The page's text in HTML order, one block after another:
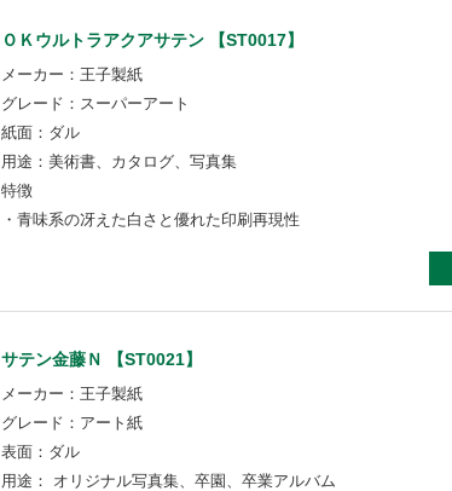
ＯＫウルトラアクアサテン 【ST0017】
メーカー：王子製紙
グレード：スーパーアート
紙面：ダル
用途：美術書、カタログ、写真集
特徴
・青味系の冴えた白さと優れた印刷再現性
サテン金藤Ｎ 【ST0021】
メーカー：王子製紙
グレード：アート紙
表面：ダル
用途： オリジナル写真集、卒園、卒業アルバム